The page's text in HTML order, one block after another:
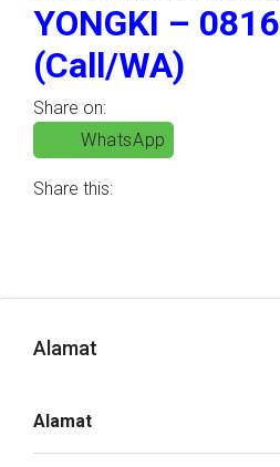
YONGKI –
(Call/WA)
Share on:
WhatsApp
Share this:
Alamat
Alamat